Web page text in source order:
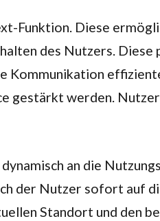
Funktion. Diese
des Nutzers.
Kommunikation
werden.
an die
der Nutzer sofort auf
Standort und den